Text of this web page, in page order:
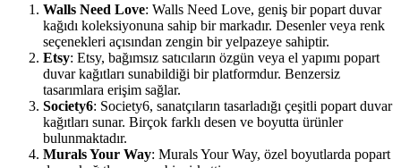
Walls Need Love: Walls Need Love, geniş bir popart duvar
kağıdı koleksiyonuna sahip bir markadır. Desenler veya renk
seçenekleri açısından zengin bir yelpazeye sahiptir.
Etsy: Etsy, bağımsız satıcıların özgün veya el yapımı popart
duvar kağıtları sunabildiği bir platformdur. Benzersiz
tasarımlara erişim sağlar.
Society6: Society6, sanatçıların tasarladığı çeşitli popart duvar
kağıtları sunar. Birçok farklı desen ve boyutta ürünler
bulunmaktadır.
Murals Your Way: Murals Your Way, özel boyutlarda popart